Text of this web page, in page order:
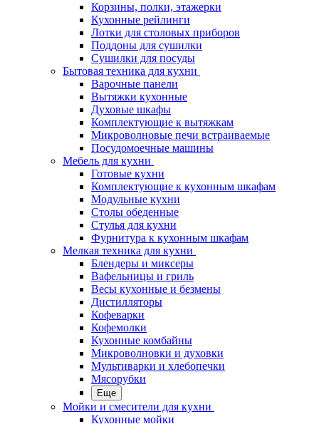
Корзины, полки, этажерки
Кухонные рейлинги
Лотки для столовых приборов
Поддоны для сушилки
Сушилки для посуды
Бытовая техника для кухни
Варочные панели
Вытяжки кухонные
Духовые шкафы
Комплектующие к вытяжкам
Микроволновые печи встраиваемые
Посудомоечные машины
Мебель для кухни
Готовые кухни
Комплектующие к кухонным шкафам
Модульные кухни
Столы обеденные
Стулья для кухни
Фурнитура к кухонным шкафам
Мелкая техника для кухни
Блендеры и миксеры
Вафельницы и гриль
Весы кухонные и безмены
Дистилляторы
Кофеварки
Кофемолки
Кухонные комбайны
Микроволновки и духовки
Мультиварки и хлебопечки
Мясорубки
Еще
Мойки и смесители для кухни
Кухонные мойки